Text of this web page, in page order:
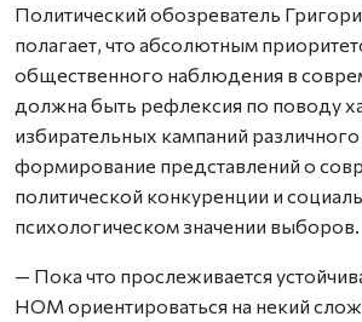
Политический обозреватель
полагает, что абсолютным
общественного наблюдения в
должна быть рефлексия по поводу
избирательных кампаний
формирование представлений о
политической конкуренции и
психологическом значении выборов.
— Пока что прослеживается
НОМ ориентироваться на некий